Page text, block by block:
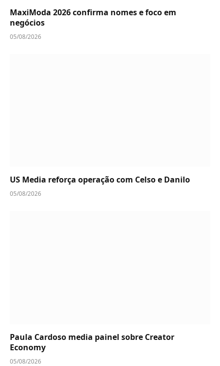
MaxiModa 2026 confirma nomes e foco em
negócios
05/08/2026
US Media reforça operação com Celso e Danilo
05/08/2026
Paula Cardoso media painel sobre Creator
Economy
05/08/2026